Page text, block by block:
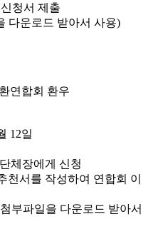
청서 제출
로드 받아서 사용)
연합회 환우
12일
체장에게 신청
서를 작성하여 연합회 이
파일을 다운로드 받아서